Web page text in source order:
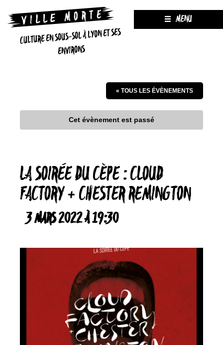
CULTURE EN SOUS-SOL À LYON ET SES
ENVIRONS
MENU
« TOUS LES ÉVÈNEMENTS
Cet évènement est passé
LA SOIRÉE DU CÈPE : CLOUD
FACTORY + CHESTER REMINGTON
3 MARS 2022 À 19:30